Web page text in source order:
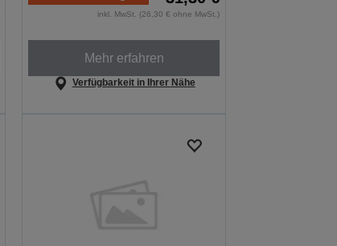
inkl. MwSt. (26,30 € ohne MwSt.)
Mehr erfahren
Verfügbarkeit in Ihrer Nähe